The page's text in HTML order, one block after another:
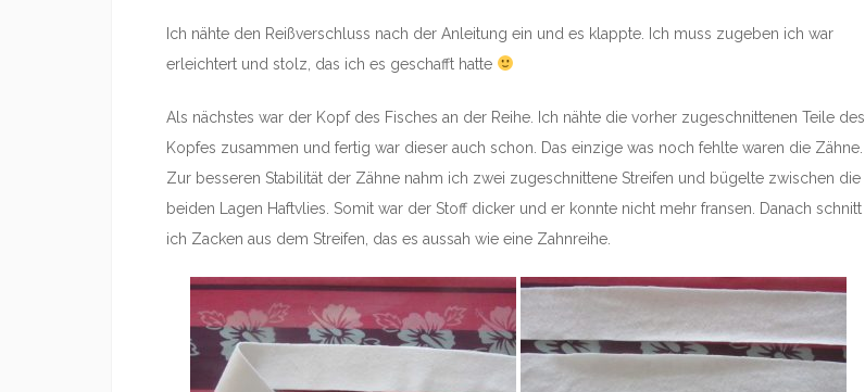
Ich nähte den Reißverschluss nach der Anleitung ein und es klappte. Ich muss zugeben ich war
erleichtert und stolz, das ich es geschafft hatte
Als nächstes war der Kopf des Fisches an der Reihe. Ich nähte die vorher zugeschnittenen Teile des
Kopfes zusammen und fertig war dieser auch schon. Das einzige was noch fehlte waren die Zähne.
Zur besseren Stabilität der Zähne nahm ich zwei zugeschnittene Streifen und bügelte zwischen die
beiden Lagen Haftvlies. Somit war der Stoff dicker und er konnte nicht mehr fransen. Danach schnitt
ich Zacken aus dem Streifen, das es aussah wie eine Zahnreihe.